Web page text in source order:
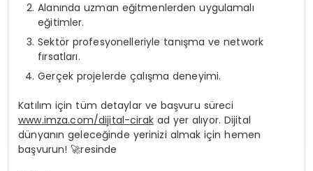
Alanında uzman eğitmenlerden uygulamalı
eğitimler.
Sektör profesyonelleriyle tanışma ve network
fırsatları.
Gerçek projelerde çalışma deneyimi.
Katılım için tüm detaylar ve başvuru süreci
www.imza.com/dijital-cirakad yer alıyor. Dijital
dünyanın geleceğinde yerinizi almak için hemen
başvurun! 🚀resinde